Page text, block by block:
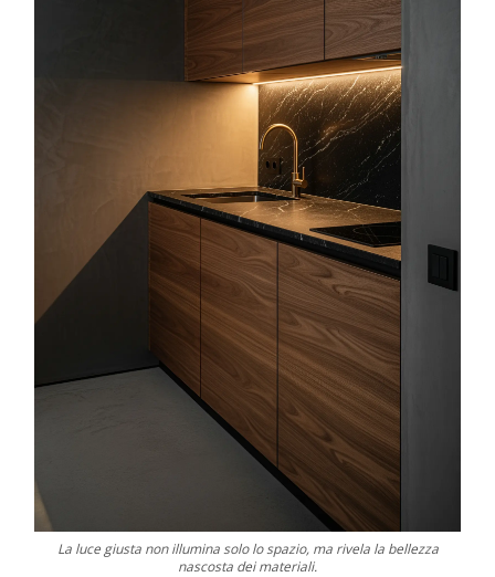
La luce giusta non illumina solo lo spazio, ma rivela la bellezza
nascosta dei materiali.